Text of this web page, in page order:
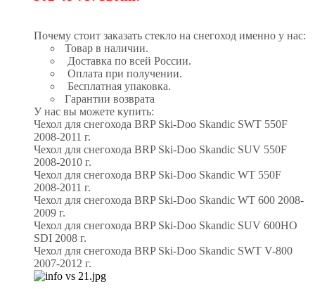
Почему стоит заказать стекло на снегоход именно у нас:
Товар в наличии.
Доставка по всей России.
Оплата при получении.
Бесплатная упаковка.
Гарантии возврата
У нас вы можете купить:
Чехол для снегохода BRP Ski-Doo Skandic SWT 550F
2008-2011 г.
Чехол для снегохода BRP Ski-Doo Skandic SUV 550F
2008-2010 г.
Чехол для снегохода BRP Ski-Doo Skandic WT 550F
2008-2011 г.
Чехол для снегохода BRP Ski-Doo Skandic WT 600 2008-
2009 г.
Чехол для снегохода BRP Ski-Doo Skandic SUV 600HO
SDI 2008 г.
Чехол для снегохода BRP Ski-Doo Skandic SWT V-800
2007-2012 г.